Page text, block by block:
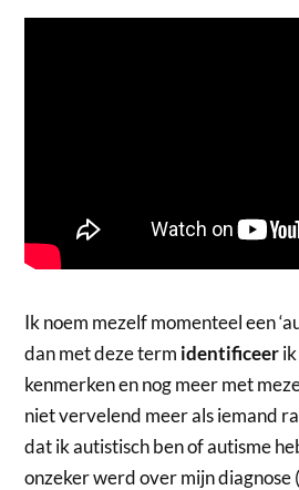
Ik noem mezelf momenteel een
dan met deze term identificeer
kenmerken en nog meer met
niet vervelend meer als iemand
dat ik autistisch ben of autisme
onzeker werd over mijn diagnose